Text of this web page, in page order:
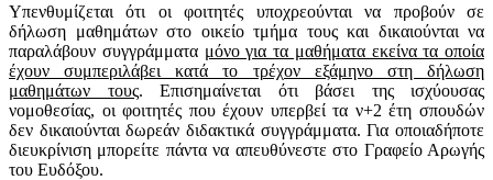
Υπενθυμίζεται ότι οι φοιτητές υποχρεούνται να προβούν σε
δήλωση μαθημάτων στο οικείο τμήμα τους και δικαιούνται να
παραλάβουν συγγράμματα μόνο για τα μαθήματα εκείνα τα οποία
έχουν συμπεριλάβει κατά το τρέχον εξάμηνο στη δήλωση
μαθημάτων τους. Επισημαίνεται ότι βάσει της ισχύουσας
νομοθεσίας, οι φοιτητές που έχουν υπερβεί τα ν+2 έτη σπουδών
δεν δικαιούνται δωρεάν διδακτικά συγγράμματα. Για οποιαδήποτε
διευκρίνιση μπορείτε πάντα να απευθύνεστε στο Γραφείο Αρωγής
του Ευδόξου.